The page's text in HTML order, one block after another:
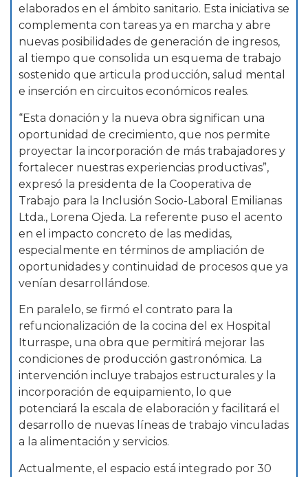
elaborados en el ámbito sanitario. Esta iniciativa se
complementa con tareas ya en marcha y abre
nuevas posibilidades de generación de ingresos,
al tiempo que consolida un esquema de trabajo
sostenido que articula producción, salud mental
e inserción en circuitos económicos reales.
“Esta donación y la nueva obra significan una
oportunidad de crecimiento, que nos permite
proyectar la incorporación de más trabajadores y
fortalecer nuestras experiencias productivas”,
expresó la presidenta de la Cooperativa de
Trabajo para la Inclusión Socio-Laboral Emilianas
Ltda., Lorena Ojeda. La referente puso el acento
en el impacto concreto de las medidas,
especialmente en términos de ampliación de
oportunidades y continuidad de procesos que ya
venían desarrollándose.
En paralelo, se firmó el contrato para la
refuncionalización de la cocina del ex Hospital
Iturraspe, una obra que permitirá mejorar las
condiciones de producción gastronómica. La
intervención incluye trabajos estructurales y la
incorporación de equipamiento, lo que
potenciará la escala de elaboración y facilitará el
desarrollo de nuevas líneas de trabajo vinculadas
a la alimentación y servicios.
Actualmente, el espacio está integrado por 30